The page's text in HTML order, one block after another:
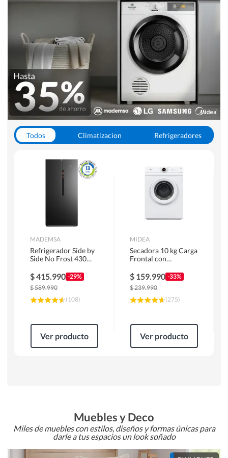
Todos Climatizacion
Refrigeradores
Hornos y Microondas
MADEMSA
Refrigerador Side by
Side No Frost 430
MAS430B
$415.990 -29%
$589.990
(108)
Ver producto
MIDEA
Secadora 10 kg Carga
Frontal con
MD100A100/W2
$ 159.990 -33%
$239.990
(275)
Ver producto
Muebles y Deco
Miles de muebles con estilos, diseños y formas únicas para
darle a tus espacios un look soñado